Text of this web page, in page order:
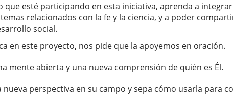
que esté participando en esta iniciativa, aprenda a
relacionados con la fe y la ciencia, y a poder
social.
en este proyecto, nos pide que la apoyemos en oración.
mente abierta y una nueva comprensión de quién es Él.
perspectiva en su campo y sepa cómo usarla para